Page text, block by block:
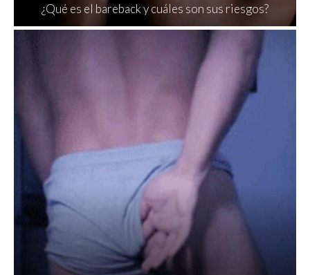
¿Qué es el bareback y cuáles son sus riesgos?